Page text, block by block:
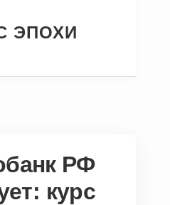
ЭПОХИ
РФ
курс